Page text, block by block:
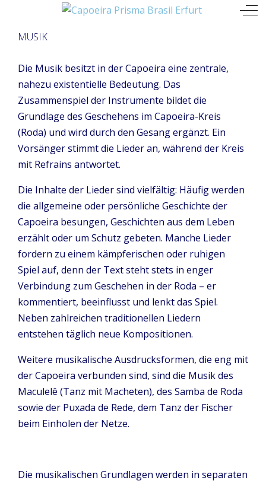
Mobile Menu Toggle
MUSIK
Die Musik besitzt in der Capoeira eine zentrale,
nahezu existentielle Bedeutung. Das
Zusammenspiel der Instrumente bildet die
Grundlage des Geschehens im Capoeira-Kreis
(Roda) und wird durch den Gesang ergänzt. Ein
Vorsänger stimmt die Lieder an, während der Kreis
mit Refrains antwortet.
Die Inhalte der Lieder sind vielfältig: Häufig werden
die allgemeine oder persönliche Geschichte der
Capoeira besungen, Geschichten aus dem Leben
erzählt oder um Schutz gebeten. Manche Lieder
fordern zu einem kämpferischen oder ruhigen
Spiel auf, denn der Text steht stets in enger
Verbindung zum Geschehen in der Roda – er
kommentiert, beeinflusst und lenkt das Spiel.
Neben zahlreichen traditionellen Liedern
entstehen täglich neue Kompositionen.
Weitere musikalische Ausdrucksformen, die eng mit
der Capoeira verbunden sind, sind die Musik des
Maculelê (Tanz mit Macheten), des Samba de Roda
sowie der Puxada de Rede, dem Tanz der Fischer
beim Einholen der Netze.
Die musikalischen Grundlagen werden in separaten